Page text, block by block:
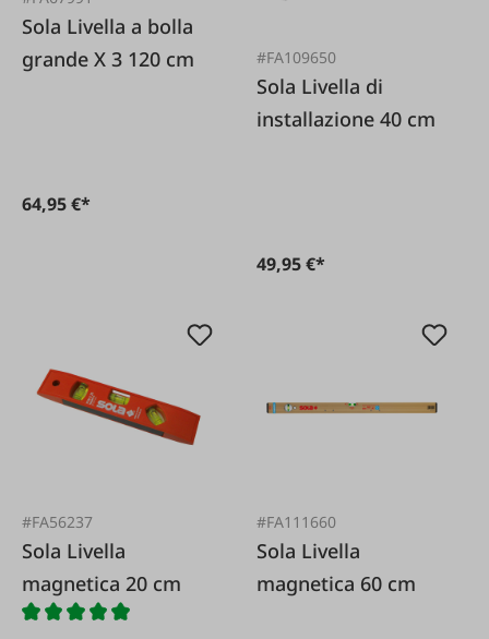
Sola Livella a bolla
grande X 3 120 cm
64,95 €*
#FA109650
Sola Livella di
installazione 40 cm
49,95 €*
#FA56237
Sola Livella
magnetica 20 cm
#FA111660
Sola Livella
magnetica 60 cm